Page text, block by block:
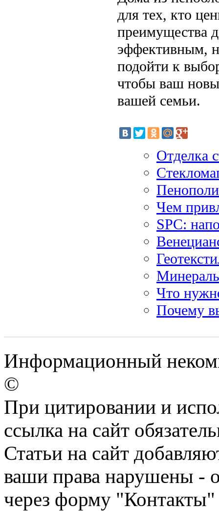
для тех, кто
преимущества
эффективным,
подойти к
чтобы ваш
вашей семьи.
Отделка
Чем
SPC:
Что
Почему
Информационный
©
При цитировании и
ссылка на сайт
Статьи на сайт
ваши права нарушены -
через форму "Контакты"